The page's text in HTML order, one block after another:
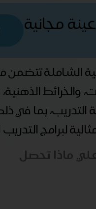
مجانية
الشاملة
والخرائط
التدريب، بما في
لبرامج
ماذا تحصل